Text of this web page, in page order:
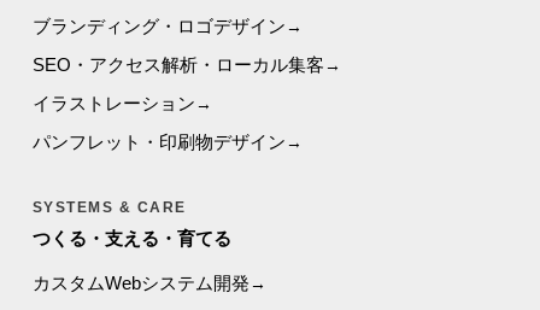
ブランディング・ロゴデザイン
SEO・アクセス解析・ローカル集客
イラストレーション
パンフレット・印刷物デザイン
SYSTEMS & CARE
つくる・支える・育てる
カスタムWebシステム開発